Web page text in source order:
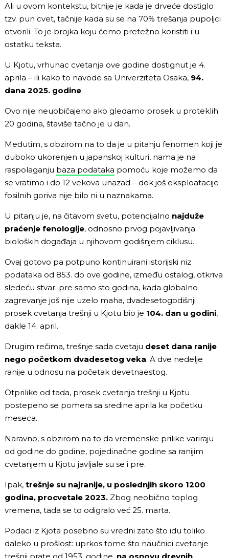
Ali u ovom kontekstu, bitnije je kada je drveće dostiglo
tzv. pun cvet, tačnije kada su se na 70% trešanja pupoljci
otvorili. To je brojka koju ćemo pretežno koristiti i u
ostatku teksta.
U Kjotu, vrhunac cvetanja ove godine dostignut je 4.
aprila – ili kako to navode sa Univerziteta Osaka, 94.
dana 2025. godine.
Ovo nije neuobičajeno ako gledamo prosek u proteklih
20 godina, štaviše tačno je u dan.
Međutim, s obzirom na to da je u pitanju fenomen koji je
duboko ukorenjen u japanskoj kulturi, nama je na
raspolaganju baza podataka pomoću koje možemo da
se vratimo i do 12 vekova unazad – dok još eksploatacije
fosilnih goriva nije bilo ni u naznakama.
U pitanju je, na čitavom svetu, potencijalno najduže
praćenje fenologije, odnosno prvog pojavljivanja
bioloških događaja u njihovom godišnjem ciklusu.
Ovaj gotovo pa potpuno kontinuirani istorijski niz
podataka od 853. do ove godine, između ostalog, otkriva
sledeću stvar: pre samo sto godina, kada globalno
zagrevanje još nije uzelo maha, dvadesetogodišnji
prosek cvetanja trešnji u Kjotu bio je 104. dan u godini,
dakle 14. april.
Drugim rečima, trešnje sada cvetaju deset dana ranije
nego početkom dvadesetog veka. A dve nedelje
ranije u odnosu na početak devetnaestog.
Otprilike od tada, prosek cvetanja trešnji u Kjotu
postepeno se pomera sa sredine aprila ka početku
meseca.
Naravno, s obzirom na to da vremenske prilike variraju
od godine do godine, pojedinačne godine sa ranijim
cvetanjem u Kjotu javljale su se i pre.
Ipak, trešnje su najranije, u poslednjih skoro 1200
godina, procvetale 2023. Zbog neobično toplog
vremena, tada se to odigralo već 25. marta.
Podaci iz Kjota posebno su vredni zato što idu toliko
daleko u prošlost: uprkos tome što naučnici cvetanje